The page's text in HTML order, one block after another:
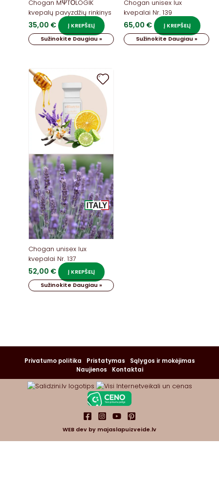
Chogan MΨTΟLOGIK
kvepalų pavyzdžių rinkinys
35,00 €
Į KREPŠELĮ
Sužinokite Daugiau »
Chogan unisex lux
kvepalai Nr. 139
65,00 €
Į KREPŠELĮ
Sužinokite Daugiau »
Chogan unisex lux
kvepalai Nr. 137
52,00 €
Į KREPŠELĮ
Sužinokite Daugiau »
Privatumo politika Pristatymas
Sąlygos ir mokėjimas
Naujienos
Kontaktai
WEB dev by majaslapuizveide.lv